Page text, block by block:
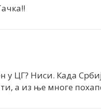
у ЦГ? Ниси. Када
а из ње многе